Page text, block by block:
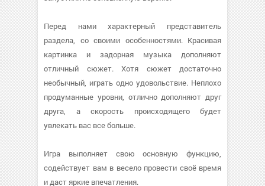
Перед нами характерный представитель
раздела, со своими особенностями. Красивая
картинка и задорная музыка дополняют
отличный сюжет. Хотя сюжет достаточно
необычный, играть одно удовольствие. Неплохо
продуманные уровни, отлично дополняют друг
друга, а скорость происходящего будет
увлекать вас все больше.
Игра выполняет свою основную функцию,
содействует вам в весело провести своё время
и даст яркие впечатления.